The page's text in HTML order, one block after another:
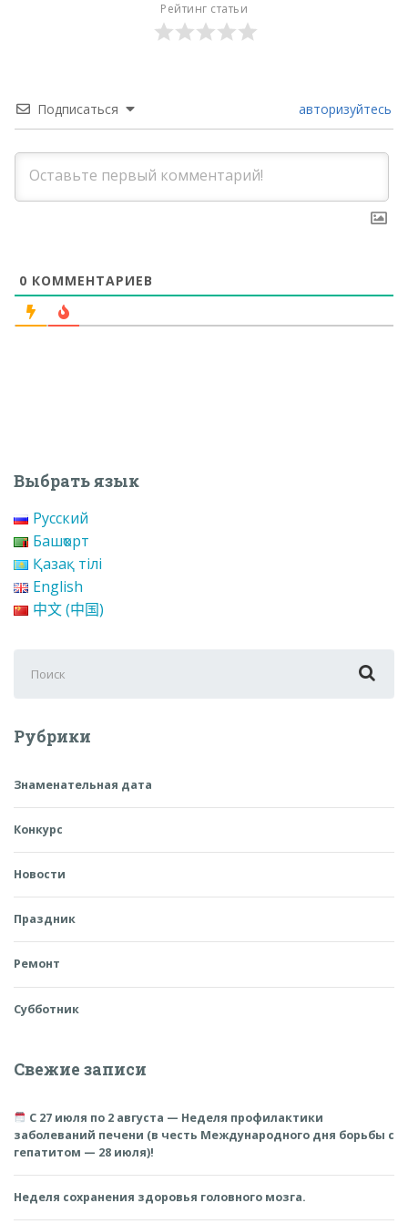
Рейтинг статьи
Подписаться авторизуйтесь
0 КОММЕНТАРИЕВ
Выбрать язык
Русский
Башҡорт
Қазақ тілі
English
中文 (中国)
для:
Рубрики
Знаменательная дата
Конкурс
Новости
Праздник
Ремонт
Субботник
Свежие записи
С 27 июля по 2 августа — Неделя профилактики
заболеваний печени (в честь Международного дня борьбы с
гепатитом — 28 июля)!
Неделя сохранения здоровья головного мозга.